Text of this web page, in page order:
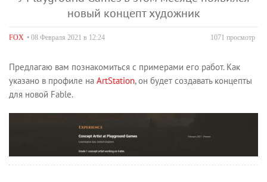
новый концепт художник
FOX • 08 Февраля 2021 в 12:24 1071 просмотр
Предлагаю вам познакомиться с примерами его работ. Как
указано в профиле на ArtStation, он будет создавать концепты
для новой Fable.